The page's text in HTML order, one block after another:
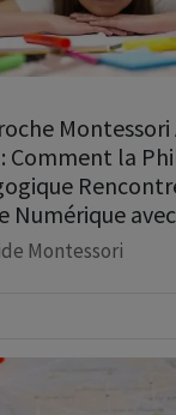
: Comment la
Numérique
Montessori